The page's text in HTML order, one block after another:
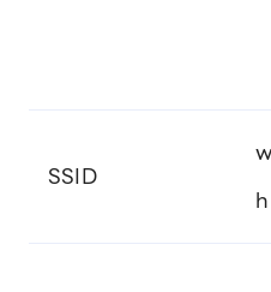
SSID
h